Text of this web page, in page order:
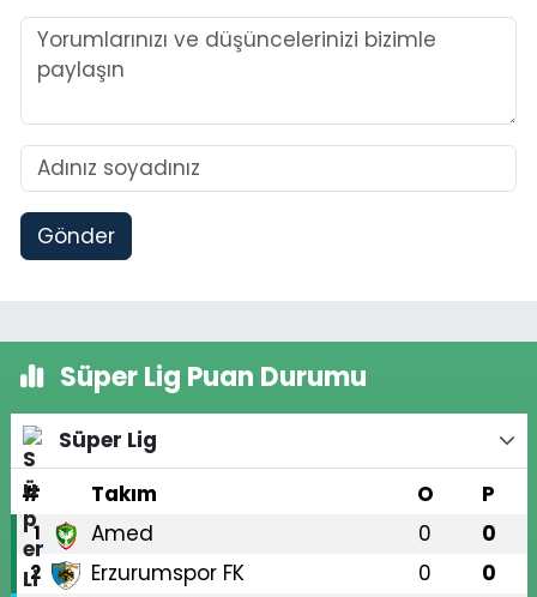
Gönder
Süper Lig Puan Durumu
Süper Lig
#
Takım O P
1 Amed 0 0
2 Erzurumspor FK 0 0